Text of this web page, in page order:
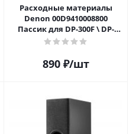
Расходные материалы
Denon 00D9410008800
Пассик для DP-300F \ DP-
200USB \ DP-29F
890₽/шт